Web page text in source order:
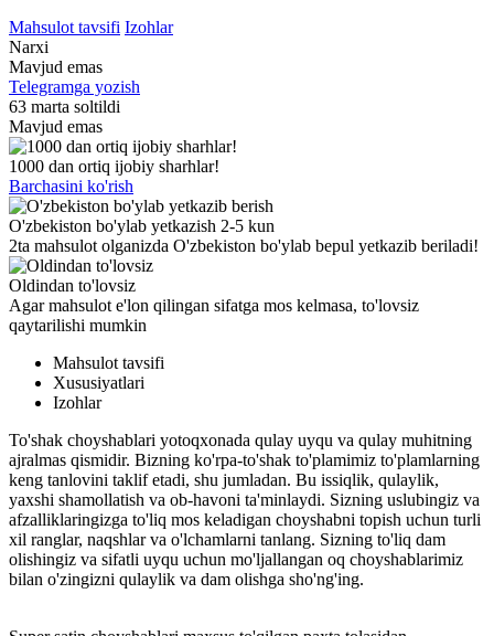
Mahsulot tavsifi Izohlar
Narxi
Mavjud emas
Telegramga yozish
63 marta soltildi
Mavjud emas
1000 dan ortiq ijobiy sharhlar!
Barchasini ko'rish
O'zbekiston bo'ylab yetkazish 2-5 kun
2ta mahsulot olganizda O'zbekiston bo'ylab bepul yetkazib beriladi!
Oldindan to'lovsiz
Agar mahsulot e'lon qilingan sifatga mos kelmasa, to'lovsiz
qaytarilishi mumkin
Mahsulot tavsifi
Xususiyatlari
Izohlar
To'shak choyshablari yotoqxonada qulay uyqu va qulay muhitning
ajralmas qismidir. Bizning ko'rpa-to'shak to'plamimiz to'plamlarning
keng tanlovini taklif etadi, shu jumladan. Bu issiqlik, qulaylik,
yaxshi shamollatish va ob-havoni ta'minlaydi. Sizning uslubingiz va
afzalliklaringizga to'liq mos keladigan choyshabni topish uchun turli
xil ranglar, naqshlar va o'lchamlarni tanlang. Sizning to'liq dam
olishingiz va sifatli uyqu uchun mo'ljallangan oq choyshablarimiz
bilan o'zingizni qulaylik va dam olishga sho'ng'ing.